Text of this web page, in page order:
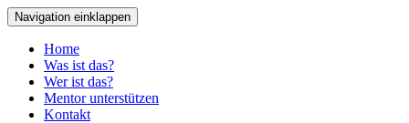
Navigation einklappen
Home
Was ist das?
Wer ist das?
Mentor unterstützen
Kontakt